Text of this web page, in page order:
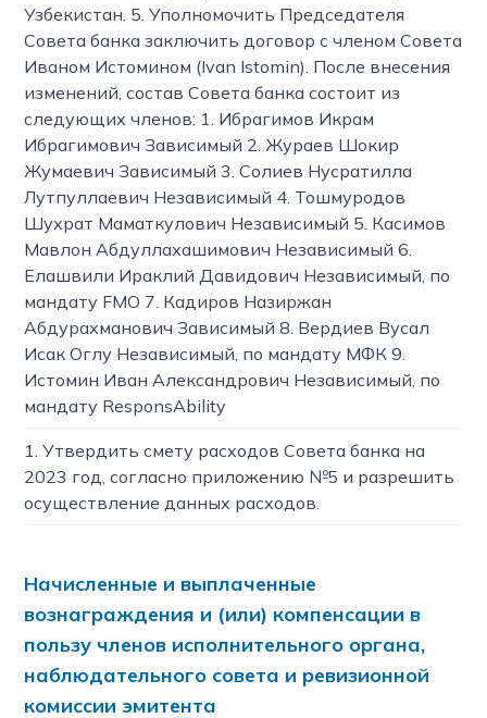
Узбекистан. 5. Уполномочить Председателя
Совета банка заключить договор с членом Совета
Иваном Истомином (Ivan Istomin). После внесения
изменений, состав Совета банка состоит из
следующих членов: 1. Ибрагимов Икрам
Ибрагимович Зависимый 2. Жураев Шокир
Жумаевич Зависимый 3. Солиев Нусратилла
Лутпуллаевич Независимый 4. Тошмуродов
Шухрат Маматкулович Независимый 5. Касимов
Мавлон Абдуллахашимович Независимый 6.
Елашвили Ираклий Давидович Независимый, по
мандату FMO 7. Кадиров Назиржан
Абдурахманович Зависимый 8. Вердиев Вусал
Исак Оглу Независимый, по мандату МФК 9.
Истомин Иван Александрович Независимый, по
мандату ResponsAbility
1. Утвердить смету расходов Совета банка на
2023 год, согласно приложению №5 и разрешить
осуществление данных расходов.
Начисленные и выплаченные
вознаграждения и (или) компенсации в
пользу членов исполнительного органа,
наблюдательного совета и ревизионной
комиссии эмитента